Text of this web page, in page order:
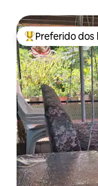
Entre os
Preferido dos